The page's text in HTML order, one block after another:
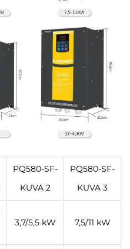
PQ580-SF-
KUVA 2
PQ580-SF-
KUVA 3
3,7/5,5 kW 7,5/11 kW